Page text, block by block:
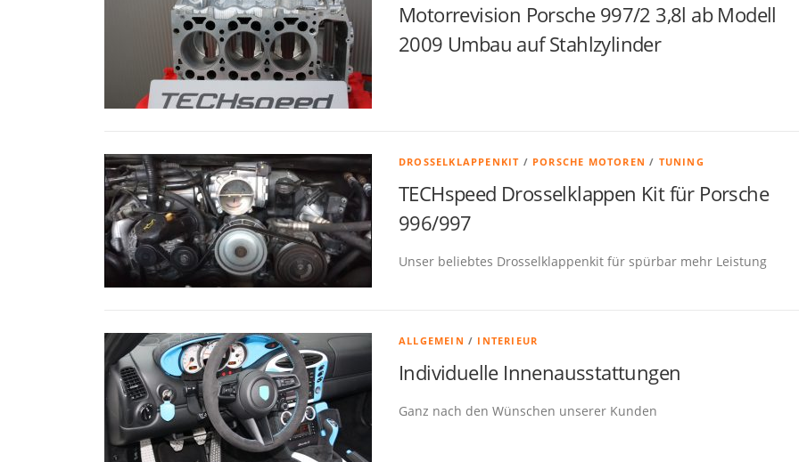
Motorrevision Porsche 997/2 3,8l ab Modell
2009 Umbau auf Stahlzylinder
DROSSELKLAPPENKIT / PORSCHE MOTOREN / TUNING
TECHspeed Drosselklappen Kit für Porsche
996/997
Unser beliebtes Drosselklappenkit für spürbar mehr Leistung
ALLGEMEIN / INTERIEUR
Individuelle Innenausstattungen
Ganz nach den Wünschen unserer Kunden